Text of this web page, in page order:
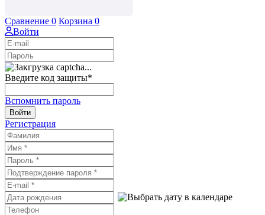
Сравнение 0 Корзина 0
Войти
Введите код защиты*
Вспомнить пароль
Войти
Регистрация